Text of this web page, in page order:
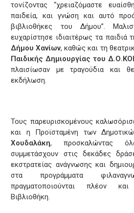
τονίζοντας “χρειαζόμαστε
παιδεία, και γνώση και αυτό
βιβλιοθήκες του Δήμου”.
ευχαρίστησε ιδιαιτέρως τα παιδιά
Δήμου Χανίων, καθώς και τη
Παιδικής Δημιουργίας του
πλαισίωσαν με τραγούδια και
εκδήλωση.
Τους παρευρισκομένους
και η Προϊσταμένη των
Χουδαλάκη, προσκαλώντας
συμμετάσχουν στις δεκάδες
εκστρατείας ανάγνωσης και
στα προγράμματα
πραγματοποιούνται πλέον
Βιβλιοθήκη.